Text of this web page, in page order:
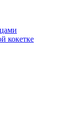
кокетке